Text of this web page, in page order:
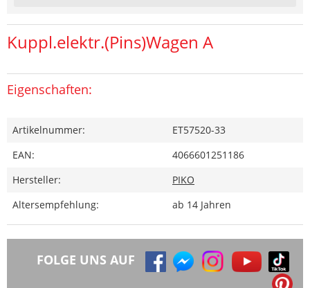
Kuppl.elektr.(Pins)Wagen A
Eigenschaften:
Artikelnummer:
ET57520-33
EAN:
4066601251186
Hersteller:
PIKO
Altersempfehlung:
ab 14 Jahren
FOLGE UNS AUF